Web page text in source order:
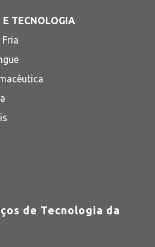
E TECNOLOGIA
de Tecnologia da